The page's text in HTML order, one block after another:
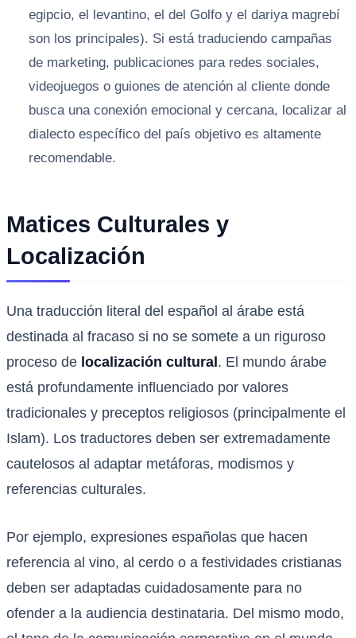
egipcio, el levantino, el del Golfo y el dariya magrebí
son los principales). Si está traduciendo campañas
de marketing, publicaciones para redes sociales,
videojuegos o guiones de atención al cliente donde
busca una conexión emocional y cercana, localizar al
dialecto específico del país objetivo es altamente
recomendable.
Matices Culturales y
Localización
Una traducción literal del español al árabe está
destinada al fracaso si no se somete a un riguroso
proceso de localización cultural . El mundo árabe
está profundamente influenciado por valores
tradicionales y preceptos religiosos (principalmente el
Islam). Los traductores deben ser extremadamente
cautelosos al adaptar metáforas, modismos y
referencias culturales.
Por ejemplo, expresiones españolas que hacen
referencia al vino, al cerdo o a festividades cristianas
deben ser adaptadas cuidadosamente para no
ofender a la audiencia destinataria. Del mismo modo,